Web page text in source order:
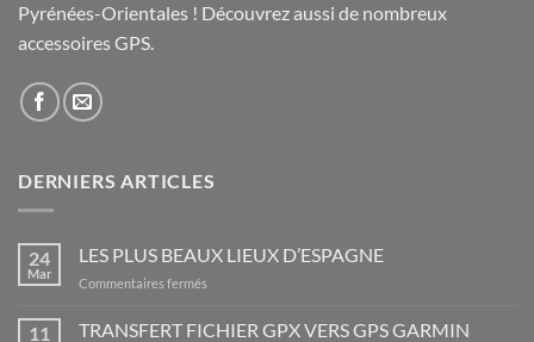
Pyrénées-Orientales ! Découvrez aussi de nombreux
accessoires GPS.
DERNIERS ARTICLES
24
Mar
LES PLUS BEAUX LIEUX D’ESPAGNE
Commentaires fermés
PLUS
11 TRANSFERT FICHIER GPX VERS GPS GARMIN